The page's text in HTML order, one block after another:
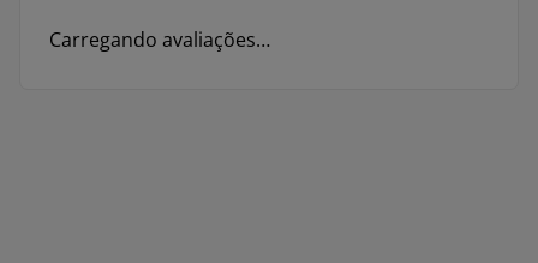
Carregando avaliações…